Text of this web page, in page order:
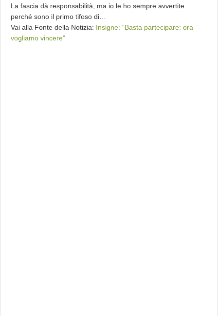
La fascia dà responsabilità, ma io le ho sempre avvertite
perché sono il primo tifoso di…
Vai alla Fonte della Notizia: Insigne: “Basta partecipare: ora
vogliamo vincere”